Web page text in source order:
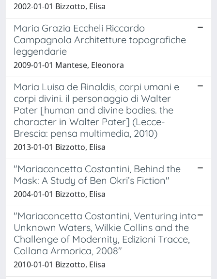
2002-01-01 Bizzotto, Elisa
Maria Grazia Eccheli Riccardo
Campagnola Architetture topografiche
leggendarie
2009-01-01 Mantese, Eleonora
Maria Luisa de Rinaldis, corpi umani e
corpi divini. il personaggio di Walter
Pater [human and divine bodies. the
character in Walter Pater] (Lecce-
Brescia: pensa multimedia, 2010)
2013-01-01 Bizzotto, Elisa
"Mariaconcetta Costantini, Behind the
Mask: A Study of Ben Okri’s Fiction"
2004-01-01 Bizzotto, Elisa
"Mariaconcetta Costantini, Venturing into
Unknown Waters, Wilkie Collins and the
Challenge of Modernity, Edizioni Tracce,
Collana Armorica, 2008"
2010-01-01 Bizzotto, Elisa